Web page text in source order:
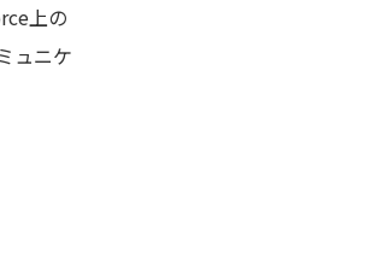
上の
ュニケ